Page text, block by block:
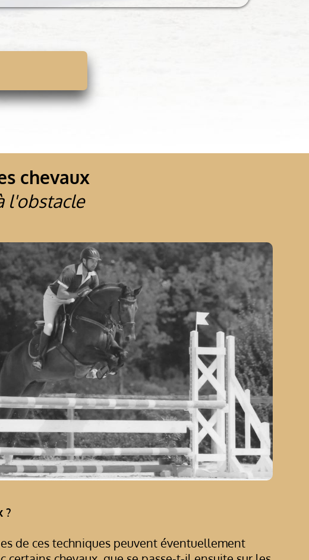
chevaux
l'obstacle
?
de ces techniques peuvent éventuellement